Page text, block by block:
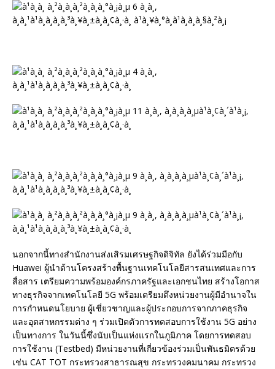
นอกจากนี้ทางสำนักงานส่งเสิรมเศรษฐกิจดิจิทัล ยังได้ร่วมมือกับ
Huawei ผู้นำด้านโครงสร้างพื้นฐานเทคโนโลยีสารสนเทศและการ
สื่อสาร เตรียมความพร้อมองค์กรภาครัฐและเอกชนไทย สร้างโอกาส
ทางธุรกิจจากเทคโนโลยี 5G พร้อมเตรียมดึงหน่วยงานผู้มีอำนาจใน
การกำหนดนโยบาย ผู้เชี่ยวชาญและผู้ประกอบการจากภาคธุรกิจ
และอุตสาหกรรมต่าง ๆ ร่วมเปิดตัวการทดสอบการใช้งาน 5G อย่าง
เป็นทางการ ในวันนี้ซึ่งนับเป็นแห่งแรกในภูมิภาค โดยการทดสอบ
การใช้งาน (Testbed) มีหน่วยงานที่เกี่ยวข้องร่วมเป็นพันธมิตรด้วย
เช่น CAT TOT กระทรวงสาธารณสุข กระทรวงคมนาคม กระทรวง